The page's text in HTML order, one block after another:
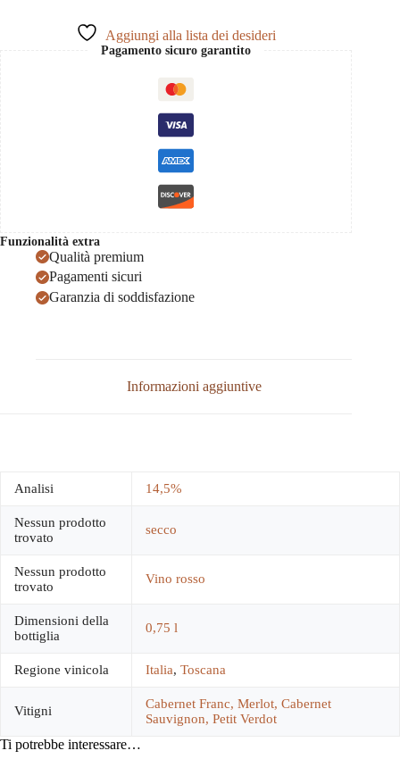
Aggiungi alla lista dei desideri
Pagamento sicuro garantito
Funzionalità extra
Qualità premium
Pagamenti sicuri
Garanzia di soddisfazione
Informazioni aggiuntive
Analisi 14,5%
Nessun prodotto
trovato
secco
Nessun prodotto
trovato
Vino rosso
Dimensioni della
bottiglia
0,75 l
Regione vinicola Italia, Toscana
Vitigni
Cabernet Franc, Merlot, Cabernet
Sauvignon, Petit Verdot
Ti potrebbe interessare…